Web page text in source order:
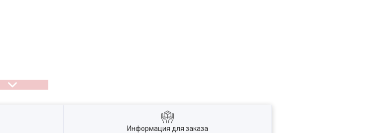
Информация для заказа